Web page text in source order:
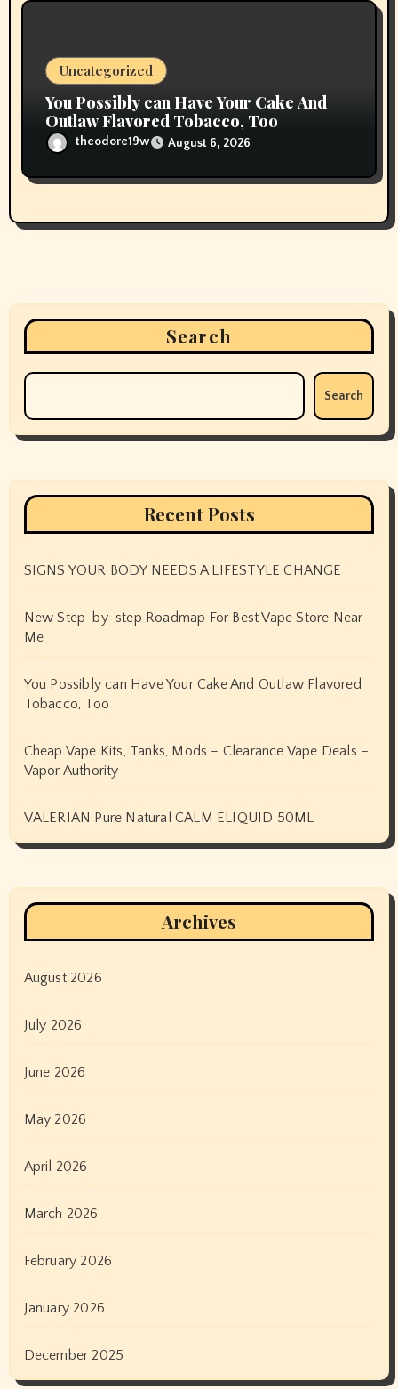
Uncategorized
You Possibly can Have Your Cake And
Outlaw Flavored Tobacco, Too
theodore19w August 6, 2026
Search
Search
Recent Posts
SIGNS YOUR BODY NEEDS A LIFESTYLE CHANGE
New Step-by-step Roadmap For Best Vape Store Near
Me
You Possibly can Have Your Cake And Outlaw Flavored
Tobacco, Too
Cheap Vape Kits, Tanks, Mods – Clearance Vape Deals –
Vapor Authority
VALERIAN Pure Natural CALM ELIQUID 50ML
Archives
August 2026
July 2026
June 2026
May 2026
April 2026
March 2026
February 2026
January 2026
December 2025